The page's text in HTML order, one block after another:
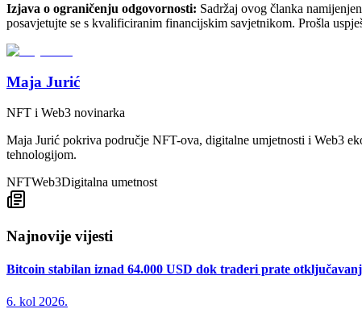
Izjava o ograničenju odgovornosti: Sadržaj ovog članka
posavjetujte se s kvalificiranim financijskim savjetnikom. Prošla
Maja Jurić
NFT i Web3 novinarka
Maja Jurić pokriva područje NFT-ova, digitalne umjetnosti i Web3
tehnologijom.
NFTWeb3Digitalna umetnost
Najnovije vijesti
Bitcoin stabilan iznad 64.000 USD dok traderi prate
6. kol 2026.